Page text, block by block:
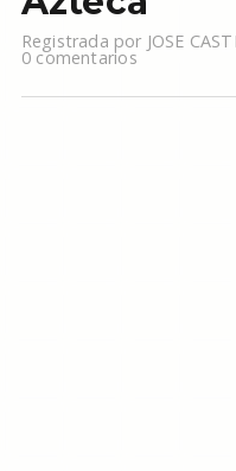
Registrada por JOSE
0 comentarios